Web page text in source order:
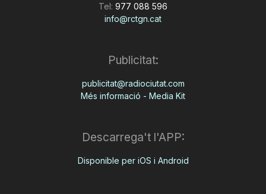
Tel: 977 088 596
info@rctgn.cat
Publicitat:
publicitat@radiociutat.com
Més informació - Media Kit
Descarrega't l'APP:
Disponible per iOS i Android